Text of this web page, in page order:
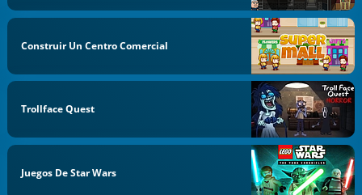
Construir Un Centro Comercial
Trollface Quest
Juegos De Star Wars